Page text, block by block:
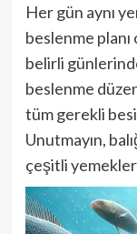
Her gün aynı
beslenme planı
belirli
beslenme
tüm gerekli
Unutmayın,
çeşitli